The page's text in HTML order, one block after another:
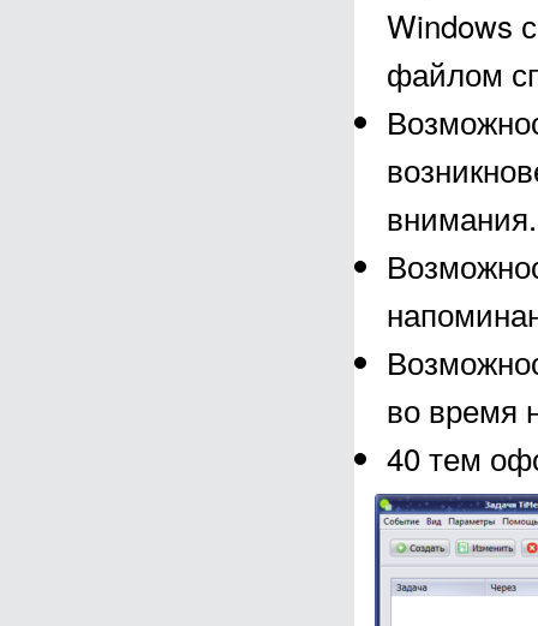
Windows
файлом
внимания.
во время
40 тем